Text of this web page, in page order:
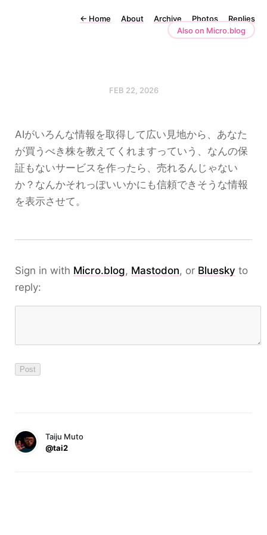
← Home About Archive Photos
Replies
Also on Micro.blog
FEB 22, 2026
AIがいろんな情報を取得して広い見地から、あなた
が買うべき株を教えてくれますっていう、なんの保
証もないサービスを作ったら、売れるんじゃない
か？なんかそれっぽいいかにも信頼できそうな情報
を表示させて。
Sign in with Micro.blog, Mastodon, or Bluesky to
reply:
Taiju Muto
@tai2